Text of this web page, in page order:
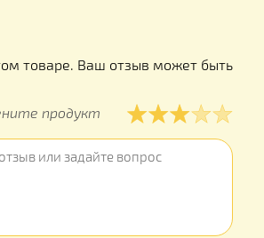
товаре. Ваш отзыв может быть
продукт